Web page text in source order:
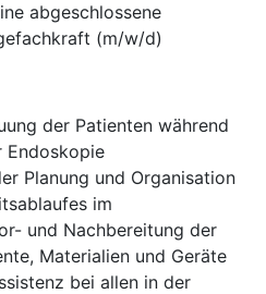
abgeschlossene
(m/w/d)
der Patienten während
Endoskopie
Planung und Organisation
im
und Nachbereitung der
Materialien und Geräte
bei allen in der